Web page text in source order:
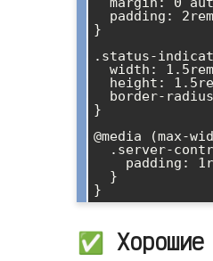
}
.status-
}
@media (max-
✅ Хорошие